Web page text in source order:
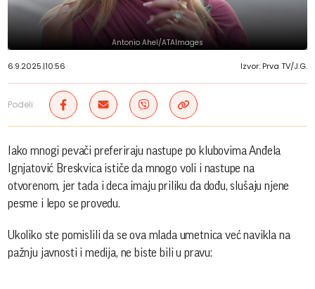
Antonio Ahel/ATAImages
6.9.2025.|10:56 Izvor: Prva TV/J.G.
Podeli:
Iako mnogi pevači preferiraju nastupe po klubovima Anđela
Ignjatović Breskvica ističe da mnogo voli i nastupe na
otvorenom, jer tada i deca imaju priliku da dođu, slušaju njene
pesme i lepo se provedu.
Ukoliko ste pomislili da se ova mlada umetnica već navikla na
pažnju javnosti i medija, ne biste bili u pravu: